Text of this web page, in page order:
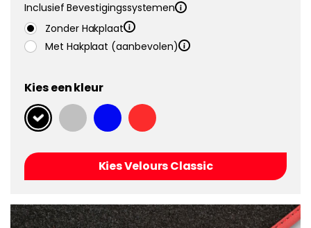
Inclusief Bevestigingssystemen
Zonder Hakplaat
Met Hakplaat (aanbevolen)
Kies een kleur
Kies Velours Classic